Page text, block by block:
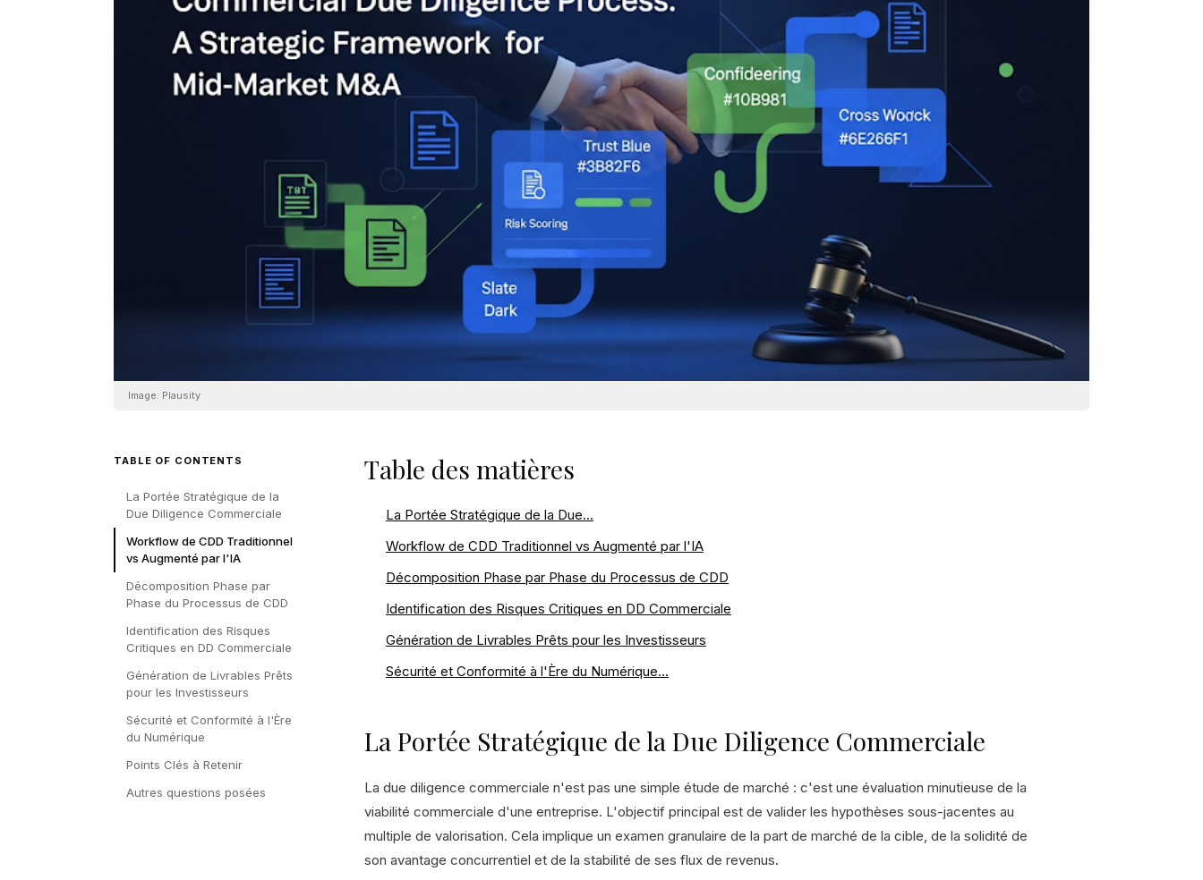
Image: Plausity
TABLE OF CONTENTS
La Portée Stratégique de la
Due Diligence Commerciale
Workflow de CDD Traditionnel
vs Augmenté par l'IA
Décomposition Phase par
Phase du Processus de CDD
Identification des Risques
Critiques en DD Commerciale
Génération de Livrables Prêts
pour les Investisseurs
Sécurité et Conformité à l'Ère
du Numérique
Points Clés à Retenir
Autres questions posées
Table des matières
La Portée Stratégique de la Due...
Workflow de CDD Traditionnel vs Augmenté par l'IA
Décomposition Phase par Phase du Processus de CDD
Identification des Risques Critiques en DD Commerciale
Génération de Livrables Prêts pour les Investisseurs
Sécurité et Conformité à l'Ère du Numérique...
La Portée Stratégique de la Due Diligence Commerciale
La due diligence commerciale n'est pas une simple étude de marché : c'est une évaluation minutieuse de la
viabilité commerciale d'une entreprise. L'objectif principal est de valider les hypothèses sous-jacentes au
multiple de valorisation. Cela implique un examen granulaire de la part de marché de la cible, de la solidité de
son avantage concurrentiel et de la stabilité de ses flux de revenus.